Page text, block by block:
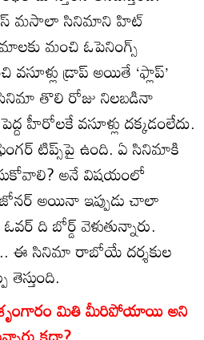
మాస్‌ మసాలా సినిమాని హిట్‌
మంచి ఓపెనింగ్స్‌
డ్రాప్‌ అయితే ‘ఫ్లాప్‌’
సినిమా తొలి రోజు నిలబడినా
హీరోలకే వసూళ్లు దక్కడంలేదు.
టిప్స్‌పై ఉంది. ఏ సినిమాకి
అనే విషయంలో
జోనర్‌ అయినా ఇప్పుడు చాలా
ది బోర్డ్‌ వెళుతున్నారు.
ఈ సినిమా రాబోయే దర్శకుల
శృంగారం మితి మీరిపోయాయి అని